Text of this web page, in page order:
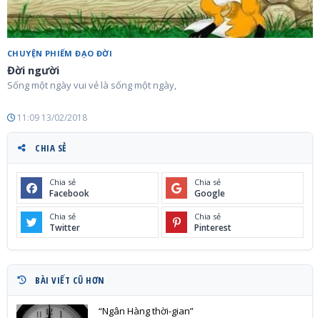
CHUYỆN PHIẾM ĐẠO ĐỜI
Đời người
Sống một ngày vui vẻ là sống một ngày,
11:09 13/02/2018
CHIA SẺ
Chia sẻ
Facebook
Chia sẻ
Google
Chia sẻ
Twitter
Chia sẻ
Pinterest
BÀI VIẾT CŨ HƠN
“Ngân Hàng thời-gian”